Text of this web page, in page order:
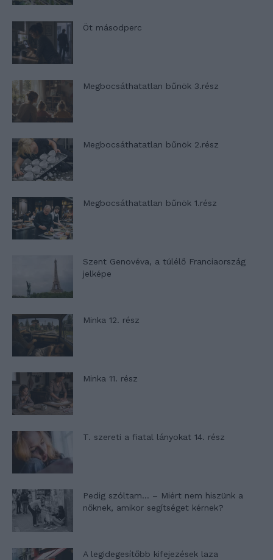
Öt másodperc
Megbocsáthatatlan bűnök 3.rész
Megbocsáthatatlan bűnök 2.rész
Megbocsáthatatlan bűnök 1.rész
Szent Genovéva, a túlélő Franciaország
jelképe
Minka 12. rész
Minka 11. rész
T. szereti a fiatal lányokat 14. rész
Pedig szóltam… – Miért nem hiszünk a
nőknek, amikor segítséget kérnek?
A legidegesítőbb kifejezések laza